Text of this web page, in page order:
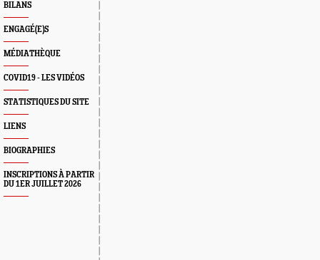
BILANS
ENGAGÉ(E)S
MÉDIATHÈQUE
COVID19 - LES VIDÉOS
STATISTIQUES DU SITE
LIENS
BIOGRAPHIES
INSCRIPTIONS À PARTIR
DU 1ER JUILLET 2026